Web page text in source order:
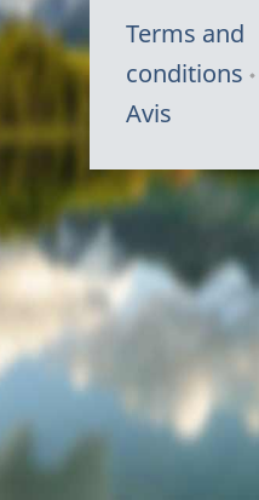
Terms and
conditions
Avis